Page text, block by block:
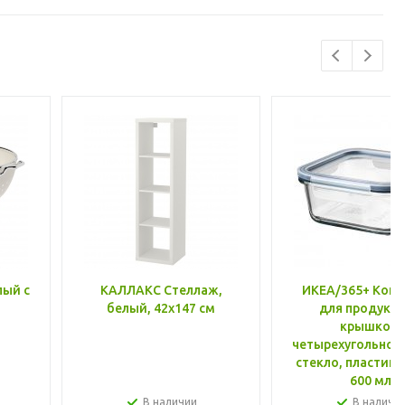
с
КАЛЛАКС Стеллаж,
белый, 42x147 см
В наличии
ИКЕА/365+
для
крышкой,
стекло, пластик
600 мл
В